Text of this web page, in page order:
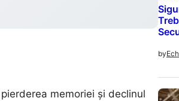
memoriei și declinul
by